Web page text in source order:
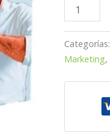
Categorías:
Marketing,